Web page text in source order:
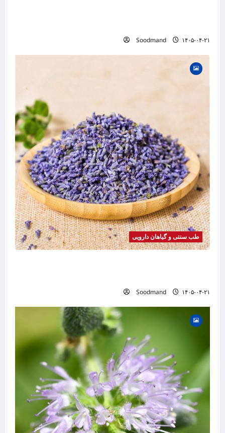
Soodmand ۱۴۰۵-۰۴-۲۱
طب سنتی و گیاهان دارویی
Soodmand ۱۴۰۵-۰۴-۲۱